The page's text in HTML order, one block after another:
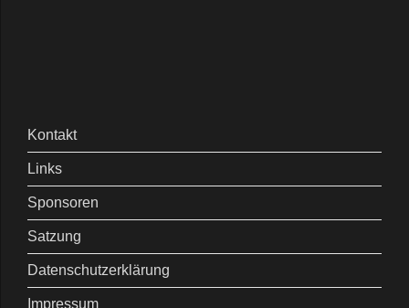
Kontakt
Links
Sponsoren
Satzung
Datenschutzerklärung
Impressum